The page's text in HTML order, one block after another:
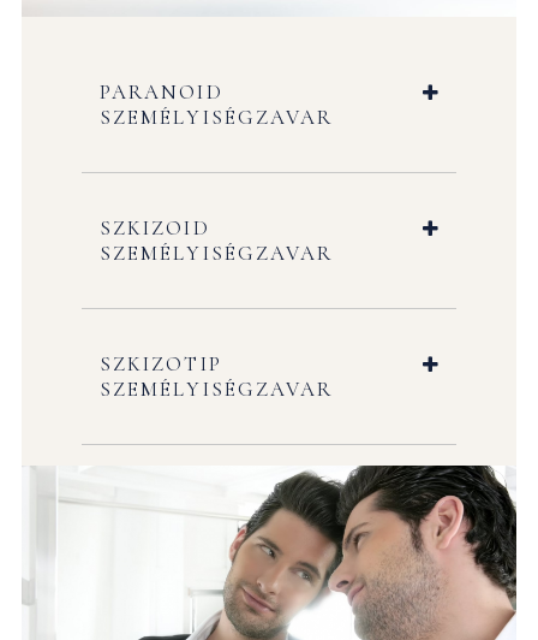
PARANOID
SZEMÉLYISÉGZAVAR
SZKIZOID
SZEMÉLYISÉGZAVAR
SZKIZOTIP
SZEMÉLYISÉGZAVAR